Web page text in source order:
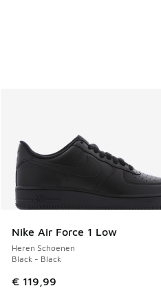
Nike Air Force 1 Low
Heren Schoenen
Black - Black
€ 119,99